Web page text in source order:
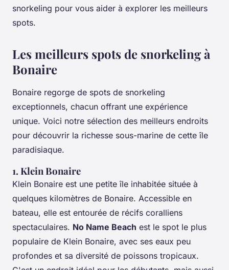
snorkeling pour vous aider à explorer les meilleurs
spots.
Les meilleurs spots de snorkeling à
Bonaire
Bonaire regorge de spots de snorkeling
exceptionnels, chacun offrant une expérience
unique. Voici notre sélection des meilleurs endroits
pour découvrir la richesse sous-marine de cette île
paradisiaque.
1. Klein Bonaire
Klein Bonaire est une petite île inhabitée située à
quelques kilomètres de Bonaire. Accessible en
bateau, elle est entourée de récifs coralliens
spectaculaires. No Name Beach est le spot le plus
populaire de Klein Bonaire, avec ses eaux peu
profondes et sa diversité de poissons tropicaux.